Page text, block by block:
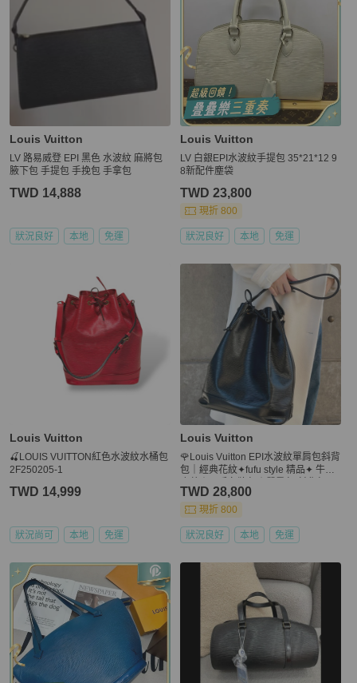
Louis Vuitton
LV 路易威登 EPI 黑色 水波紋 麻將包
腋下包 手提包 手挽包 手拿包
TWD 14,888
狀況良好 本地 免運
Louis Vuitton
LV 白銀EPI水波紋手提包 35*21*12 9
8新配件塵袋
TWD 23,800
現折 800
狀況良好 本地 免運
Louis Vuitton
🍒LOUIS VUITTON紅色水波紋水桶包
2F250205-1
TWD 14,999
狀況尚可 本地 免運
Louis Vuitton
🌹Louis Vuitton EPI水波紋單肩包斜背
包｜經典花紋✦fufu style 精品✦ 牛皮
TWD 28,800
現折 800
狀況良好 本地 免運